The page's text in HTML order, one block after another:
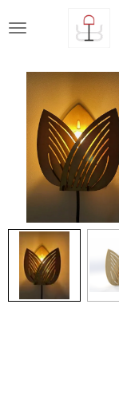
direct
hoofdinhoud